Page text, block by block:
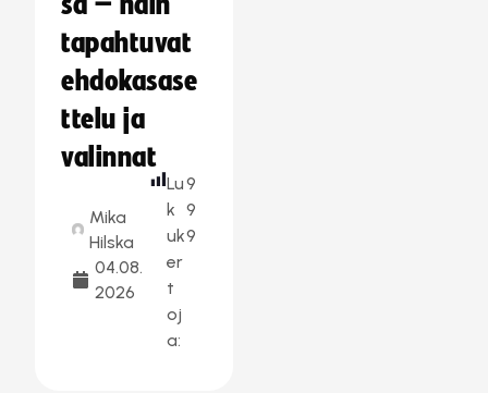
tapahtuvat
ehdokasase
ttelu ja
valinnat
Mika
Hilska
04.08.
2026
Lu
k
uk
er
t
oj
a:
9
9
9